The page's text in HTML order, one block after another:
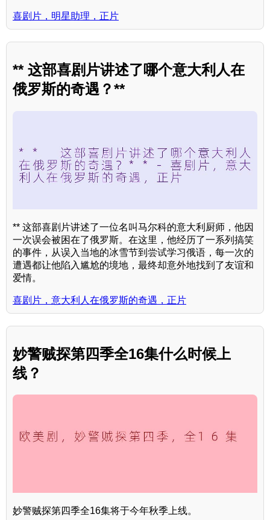
喜剧片，明星助理，正片
** 这部喜剧片讲述了哪个意大利人在
俄罗斯的奇遇？**
** 这部喜剧片讲述了一位名叫马尔科的意大利厨师，他因
一次误会被困在了俄罗斯。在这里，他经历了一系列搞笑
的事件，从误入当地的冰雪节到尝试学习俄语，每一次的
遭遇都让他陷入尴尬的境地，最终却意外地找到了友谊和
爱情。
喜剧片，意大利人在俄罗斯的奇遇，正片
妙警贼探第四季全16集什么时候上
线？
妙警贼探第四季全16集将于今年秋季上线。